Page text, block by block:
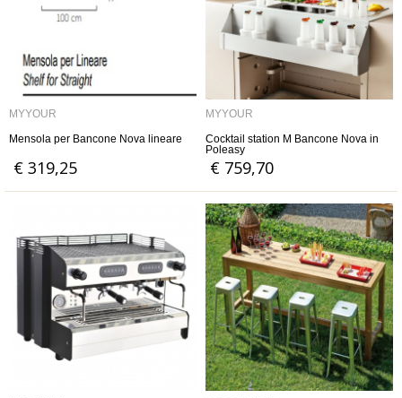
MYYOUR
Mensola per Bancone Nova lineare
€ 319,25
MYYOUR
Cocktail station M Bancone Nova in
Poleasy
€ 759,70